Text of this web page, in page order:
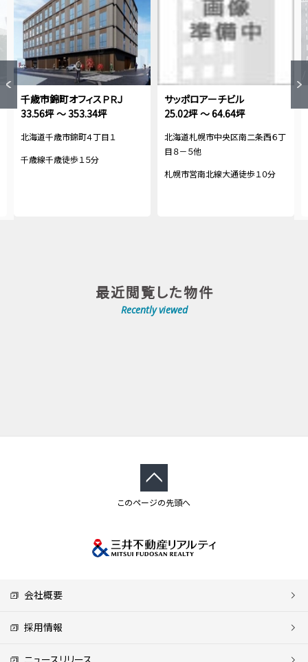
千歳市錦町オフィスＰＲＪ
33.56坪 ～ 353.34坪
北海道千歳市錦町４丁目１
千歳線千歳徒歩１５分
サッポロアーチビル
25.02坪 ～ 64.64坪
北海道札幌市中央区南二条西６丁
目８－５他
札幌市営南北線大通徒歩１０分
最近閲覧した物件
Recently viewed
このページの先頭へ
会社概要
採用情報